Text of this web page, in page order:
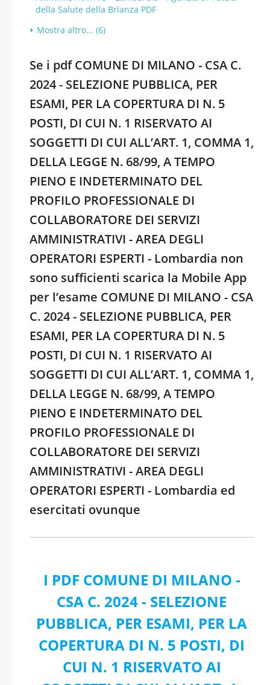
della Salute della Brianza PDF
Mostra altro... (6)
Se i pdf COMUNE DI MILANO - CSA C.
2024 - SELEZIONE PUBBLICA, PER
ESAMI, PER LA COPERTURA DI N. 5
POSTI, DI CUI N. 1 RISERVATO AI
SOGGETTI DI CUI ALL’ART. 1, COMMA 1,
DELLA LEGGE N. 68/99, A TEMPO
PIENO E INDETERMINATO DEL
PROFILO PROFESSIONALE DI
COLLABORATORE DEI SERVIZI
AMMINISTRATIVI - AREA DEGLI
OPERATORI ESPERTI - Lombardia non
sono sufficienti scarica la Mobile App
per l’esame COMUNE DI MILANO - CSA
C. 2024 - SELEZIONE PUBBLICA, PER
ESAMI, PER LA COPERTURA DI N. 5
POSTI, DI CUI N. 1 RISERVATO AI
SOGGETTI DI CUI ALL’ART. 1, COMMA 1,
DELLA LEGGE N. 68/99, A TEMPO
PIENO E INDETERMINATO DEL
PROFILO PROFESSIONALE DI
COLLABORATORE DEI SERVIZI
AMMINISTRATIVI - AREA DEGLI
OPERATORI ESPERTI - Lombardia ed
esercitati ovunque
I PDF COMUNE DI MILANO -
CSA C. 2024 - SELEZIONE
PUBBLICA, PER ESAMI, PER LA
COPERTURA DI N. 5 POSTI, DI
CUI N. 1 RISERVATO AI